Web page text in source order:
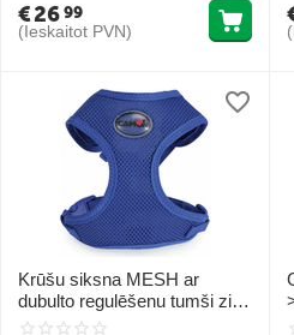
€2699
(Ieskaitot PVN)
Krūšu siksna MESH ar
dubulto regulēšenu tumši zils
M